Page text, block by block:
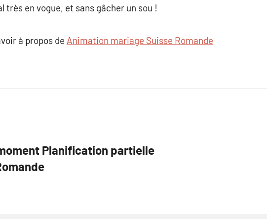
très en vogue, et sans gâcher un sou !
à propos de Animation mariage Suisse Romande
Planification partielle